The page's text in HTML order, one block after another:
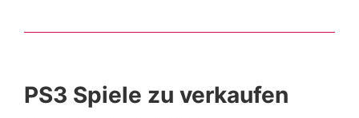
PS3 Spiele zu verkaufen